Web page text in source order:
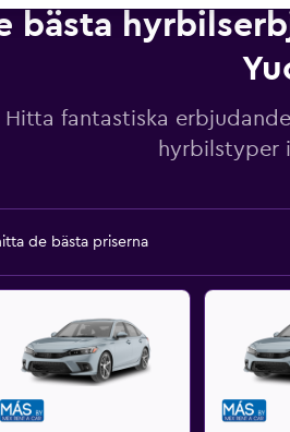
bästa
Hitta fantastiska
hyrbilstyper
de bästa priserna